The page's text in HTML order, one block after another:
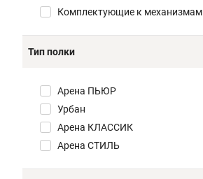
Комплектующие к механизмам
Тип полки
Арена ПЬЮР
Урбан
Арена КЛАССИК
Арена СТИЛЬ